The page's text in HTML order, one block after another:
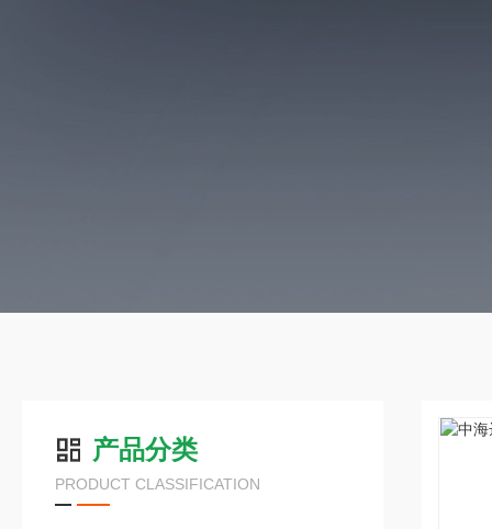
产品分类
PRODUCT CLASSIFICATION